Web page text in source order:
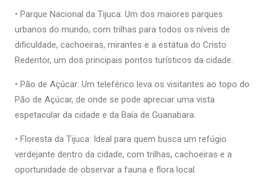
• Parque Nacional da Tijuca: Um dos maiores parques
urbanos do mundo, com trilhas para todos os níveis de
dificuldade, cachoeiras, mirantes e a estátua do Cristo
Redentor, um dos principais pontos turísticos da cidade.
• Pão de Açúcar: Um teleférico leva os visitantes ao topo do
Pão de Açúcar, de onde se pode apreciar uma vista
espetacular da cidade e da Baía de Guanabara.
• Floresta da Tijuca: Ideal para quem busca um refúgio
verdejante dentro da cidade, com trilhas, cachoeiras e a
oportunidade de observar a fauna e flora local.